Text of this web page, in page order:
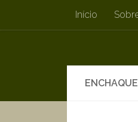
Skip to contentInício